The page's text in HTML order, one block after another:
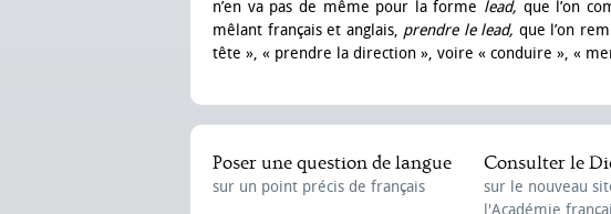
n’en va pas de même pour la forme lead, que l’on
mêlant français et anglais, prendre le lead, que l’on
tête », « prendre la direction », voire « conduire », «
Poser une question de langue
sur un point précis de français
Consulter le
sur le nouveau